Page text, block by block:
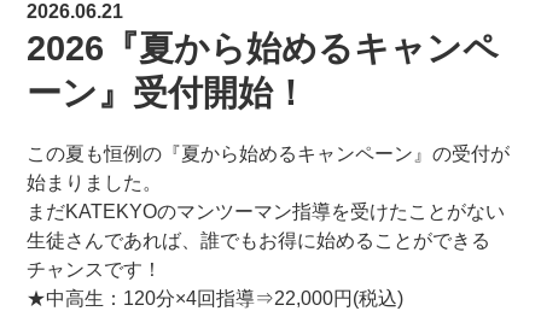
2026.06.21
2026『夏から始めるキャンペ
ーン』受付開始！
この夏も恒例の『夏から始めるキャンペーン』の受付が
始まりました。
まだKATEKYOのマンツーマン指導を受けたことがない
生徒さんであれば、誰でもお得に始めることができる
チャンスです！
★中高生：120分×4回指導⇒22,000円(税込)